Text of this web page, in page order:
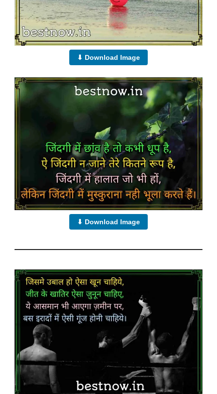
⬇ Download Image
⬇ Download Image